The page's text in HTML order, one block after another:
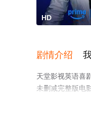
HD
剧情介绍
天堂影视英语喜
未删减完整版电